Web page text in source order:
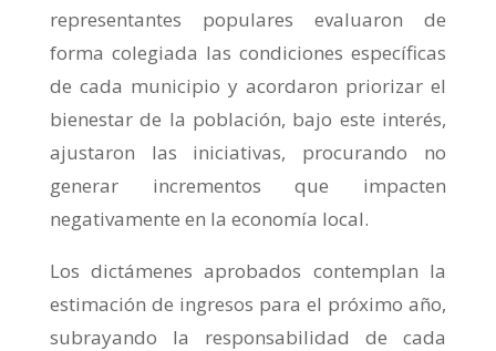
representantes populares evaluaron de
forma colegiada las condiciones específicas
de cada municipio y acordaron priorizar el
bienestar de la población, bajo este interés,
ajustaron las iniciativas, procurando no
generar incrementos que impacten
negativamente en la economía local.
Los dictámenes aprobados contemplan la
estimación de ingresos para el próximo año,
subrayando la responsabilidad de cada